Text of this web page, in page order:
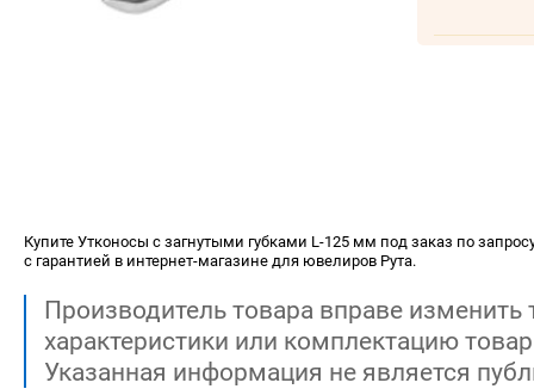
Купите Утконосы с загнутыми губками L-125 мм под заказ по
с гарантией в интернет-магазине для ювелиров Рута.
Производитель товара вправе изменить
характеристики или комплектацию
Указанная информация не является